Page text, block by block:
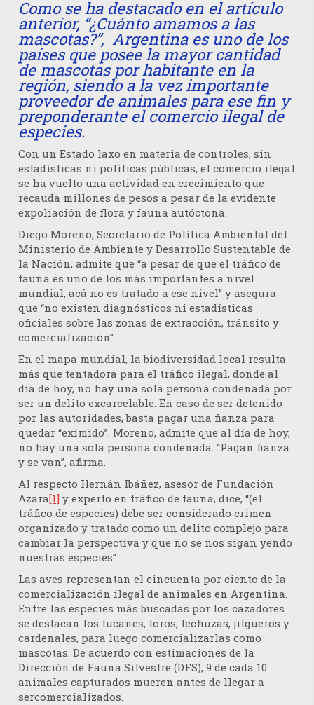
Como se ha destacado en el artículo
anterior, “¿Cuánto amamos a las
mascotas?”, Argentina es uno de los
países que posee la mayor cantidad
de mascotas por habitante en la
región, siendo a la vez importante
proveedor de animales para ese fin y
preponderante el comercio ilegal de
especies.
Con un Estado laxo en materia de controles, sin
estadísticas ni políticas públicas, el comercio ilegal
se ha vuelto una actividad en crecimiento que
recauda millones de pesos a pesar de la evidente
expoliación de flora y fauna autóctona.
Diego Moreno, Secretario de Política Ambiental del
Ministerio de Ambiente y Desarrollo Sustentable de
la Nación, admite que “a pesar de que el tráfico de
fauna es uno de los más importantes a nivel
mundial, acá no es tratado a ese nivel” y asegura
que “no existen diagnósticos ni estadísticas
oficiales sobre las zonas de extracción, tránsito y
comercialización”.
En el mapa mundial, la biodiversidad local resulta
más que tentadora para el tráfico ilegal, donde al
día de hoy, no hay una sola persona condenada por
ser un delito excarcelable. En caso de ser detenido
por las autoridades, basta pagar una fianza para
quedar “eximido”. Moreno, admite que al día de hoy,
no hay una sola persona condenada. “Pagan fianza
y se van”, afirma.
Al respecto Hernán Ibáñez, asesor de Fundación
Azara[1] y experto en tráfico de fauna, dice, “(el
tráfico de especies) debe ser considerado crimen
organizado y tratado como un delito complejo para
cambiar la perspectiva y que no se nos sigan yendo
nuestras especies”
Las aves representan el cincuenta por ciento de la
comercialización ilegal de animales en Argentina.
Entre las especies más buscadas por los cazadores
se destacan los tucanes, loros, lechuzas, jilgueros y
cardenales, para luego comercializarlas como
mascotas. De acuerdo con estimaciones de la
Dirección de Fauna Silvestre (DFS), 9 de cada 10
animales capturados mueren antes de llegar a
sercomercializados.